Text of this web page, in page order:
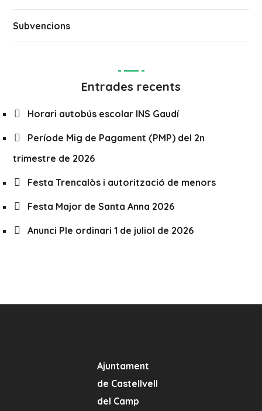
Subvencions
Entrades recents
Horari autobús escolar INS Gaudí
Període Mig de Pagament (PMP) del 2n
trimestre de 2026
Festa Trencalòs i autorització de menors
Festa Major de Santa Anna 2026
Anunci Ple ordinari 1 de juliol de 2026
Ajuntament
de Castellvell
del Camp